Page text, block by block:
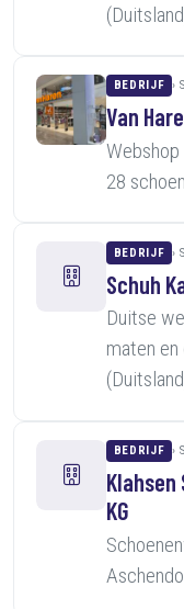
BEDRIJF
Van
28
BEDRIJF
Schuh
Duitse
maten
BEDRIJF
Klahsen
KG